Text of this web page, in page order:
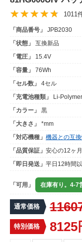
1011
「商品番号」
JPB2030
「状態」
互換新品
「電圧」
15.4V
「容量」
76Wh
「セル数」
4セル
「充電池種類」
Li-Polymer
「カラー」
黒
「大きさ」
*mm
「対応機種」 機器との互
「品質保証」 安心の12ヶ
「即日発送」 平日12時間
「可用」 在庫有り。4-7
通常価格
特別価格 8125